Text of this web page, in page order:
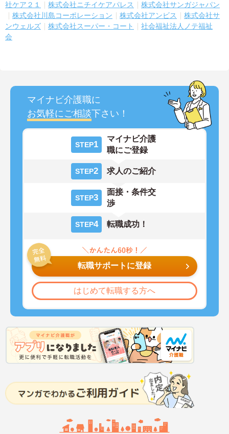
社ケア２１ 株式会社ニチイケアパレス
株式会社サンガジャパン
株式会社川島コーポレーション
株式会社アンビス
株式会社サ
ンウェルズ
株式会社スーパー・コート
社会福祉法人ノテ福祉
会
マイナビ介護職に
お気軽にご相談下さい！
STEP1
マイナビ介護
職にご登録
STEP2 求人のご紹介
STEP3
面接・条件交
渉
STEP4 転職成功！
転職サポートに登録
はじめて転職する方へ